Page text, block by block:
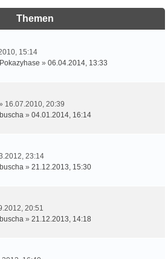
Themen
15:14
Pokazyhase » 06.04.2014, 13:33
16.07.2010, 20:39
buscha » 04.01.2014, 16:14
23:14
buscha » 21.12.2013, 15:30
20:51
buscha » 21.12.2013, 14:18